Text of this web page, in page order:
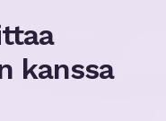
kanssa